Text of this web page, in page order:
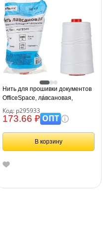
Нить для прошивки документов
OfficeSpace, лавсановая,
Код: р295933
173.66 ₽ОПТ
В корзину